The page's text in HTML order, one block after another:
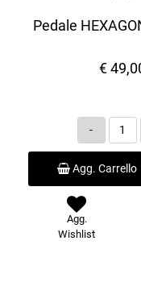
Pedale
€
Agg. Carrello
Agg.
Wishlist